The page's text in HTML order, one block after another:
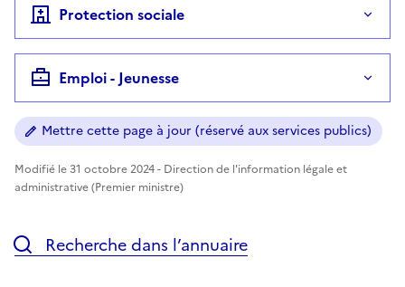
Protection sociale
Emploi - Jeunesse
Mettre cette page à jour (réservé aux services publics)
Modifié le 31 octobre 2024 - Direction de l'information légale et
administrative (Premier ministre)
Recherche dans l’annuaire